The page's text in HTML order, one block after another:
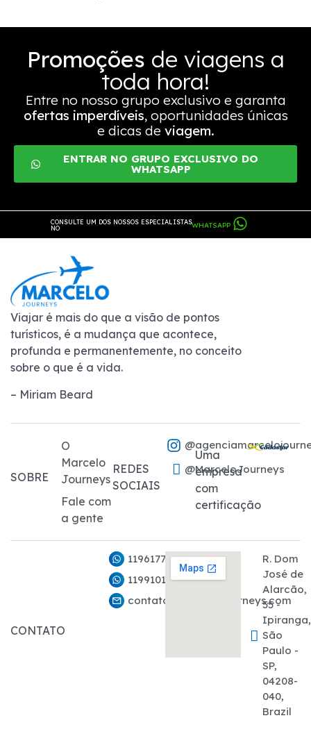
Promoções de viagens a
toda hora!
Entre no nosso grupo exclusivo e garanta
ofertas imperdíveis, oportunidades únicas
e dicas de viagem.
ENTRAR NO GRUPO EXCLUSIVO DO
WHATSAPP
CONSULTE UM DOS NOSSOS ESPECIALISTAS
NO
WHATSAPP
Viajar é mais do que a visão de pontos
turísticos, é a mudança que acontece,
profunda e permanentemente, no conceito
sobre o que é a vida.
– Miriam Beard
SOBRE
O
Marcelo
Journeys
Fale com
a gente
REDES
SOCIAIS
@MarceloJourneys
Uma
empresa
com
certificação
CONTATO
11961776282
11991011927
contato@marcelojourneys.com
R. Dom
José de
Alarcão,
55 -
Ipiranga,
São
Paulo -
SP,
04208-
040,
Brazil